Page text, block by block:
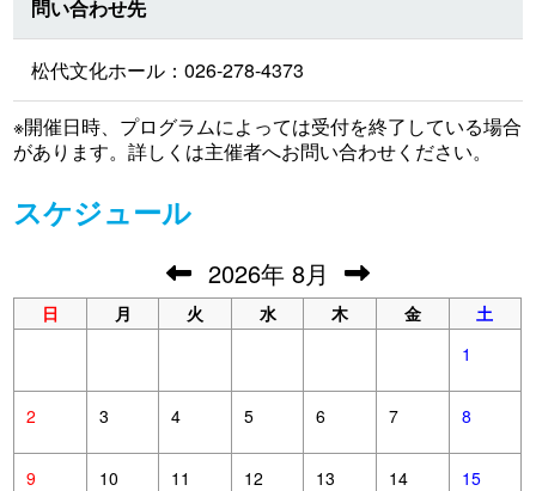
問い合わせ先
松代文化ホール：026-278-4373
※開催日時、プログラムによっては受付を終了している場合
があります。詳しくは主催者へお問い合わせください。
スケジュール
2026年 8月
日 月 火 水 木 金
土
1
2 3 4 5 6 7 8
9 10 11 12 13 14 15